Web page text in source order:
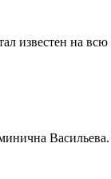
известен на